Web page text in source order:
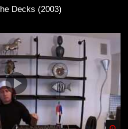
Decks (2003)